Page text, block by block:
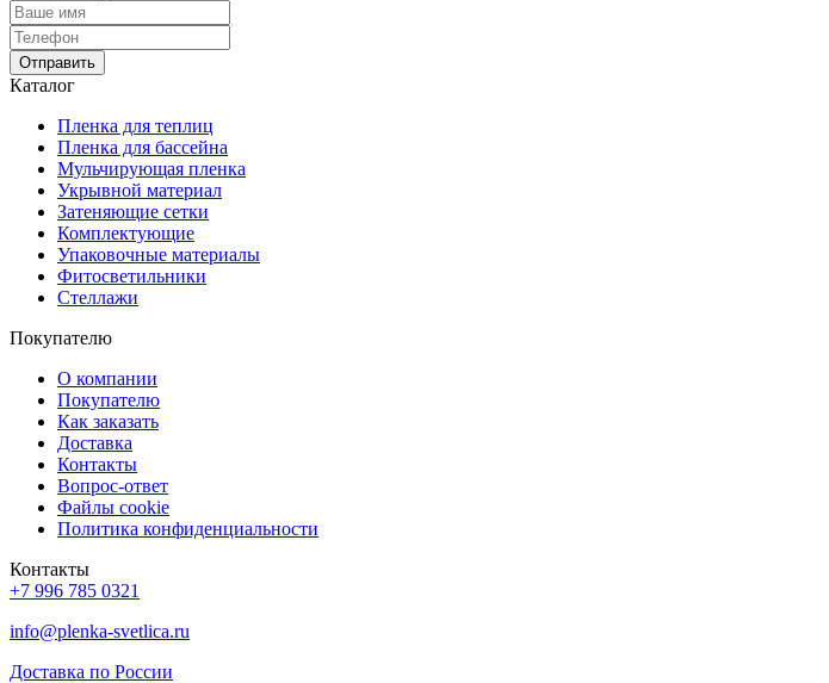
Отправить
Каталог
Пленка для теплиц
Пленка для бассейна
Мульчирующая пленка
Укрывной материал
Затеняющие сетки
Комплектующие
Упаковочные материалы
Фитосветильники
Стеллажи
Покупателю
О компании
Покупателю
Как заказать
Доставка
Контакты
Вопрос-ответ
Файлы cookie
Политика конфиденциальности
Контакты
+7 996 785 0321
info@plenka-svetlica.ru
Доставка по России